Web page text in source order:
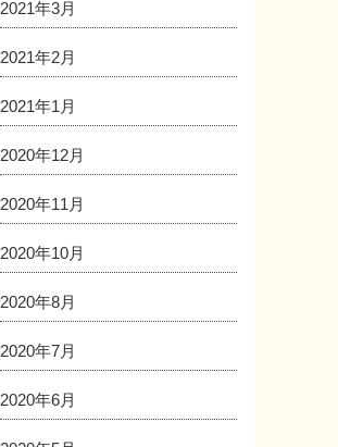
2021年3月
2021年2月
2021年1月
2020年12月
2020年11月
2020年10月
2020年8月
2020年7月
2020年6月